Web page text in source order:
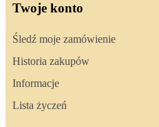
Twoje konto
Śledź moje zamówienie
Historia zakupów
Informacje
Lista życzeń